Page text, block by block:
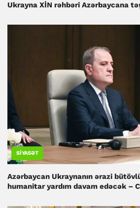
Ukrayna XİN rəhbəri Azərbaycana
SIYASƏT
Azərbaycan Ukraynanın ərazi
humanitar yardım davam edəcək –